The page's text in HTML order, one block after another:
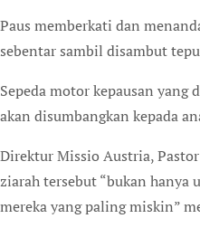
Paus memberkati dan
sebentar sambil disambut
Sepeda motor kepausan
akan disumbangkan kepada
Direktur Missio Austria,
ziarah tersebut “bukan hanya
mereka yang paling miskin”